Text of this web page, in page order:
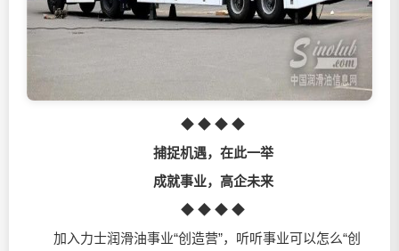
◆ ◆ ◆ ◆
捕捉机遇，在此一举
成就事业，高企未来
◆ ◆ ◆ ◆
加入力士润滑油事业“创造营”，听听事业可以怎么“创